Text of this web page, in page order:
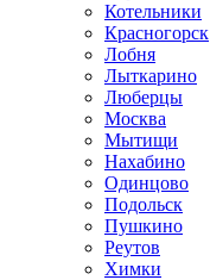
Котельники
Красногорск
Лобня
Лыткарино
Люберцы
Москва
Мытищи
Нахабино
Одинцово
Подольск
Пушкино
Реутов
Химки